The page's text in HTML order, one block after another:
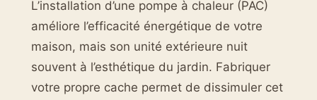
L’installation d’une pompe à chaleur (PAC)
améliore l’efficacité énergétique de votre
maison, mais son unité extérieure nuit
souvent à l’esthétique du jardin. Fabriquer
votre propre cache permet de dissimuler cet